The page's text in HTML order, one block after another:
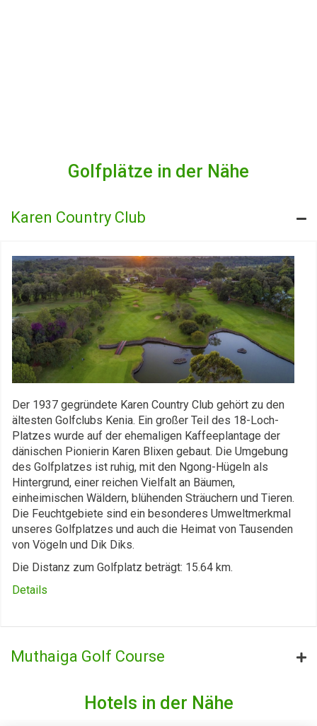
Golfplätze in der Nähe
Karen Country Club
Der 1937 gegründete Karen Country Club gehört zu den
ältesten Golfclubs Kenia. Ein großer Teil des 18-Loch-
Platzes wurde auf der ehemaligen Kaffeeplantage der
dänischen Pionierin Karen Blixen gebaut. Die Umgebung
des Golfplatzes ist ruhig, mit den Ngong-Hügeln als
Hintergrund, einer reichen Vielfalt an Bäumen,
einheimischen Wäldern, blühenden Sträuchern und Tieren.
Die Feuchtgebiete sind ein besonderes Umweltmerkmal
unseres Golfplatzes und auch die Heimat von Tausenden
von Vögeln und Dik Diks.
Die Distanz zum Golfplatz beträgt: 15.64 km.
Details
Muthaiga Golf Course
Hotels in der Nähe